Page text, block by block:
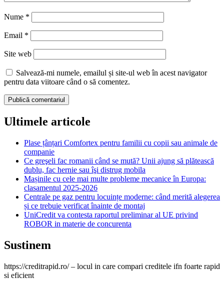
Nume *
Email *
Site web
Salvează-mi numele, emailul și site-ul web în acest navigator
pentru data viitoare când o să comentez.
Ultimele articole
Plase țânțari Comfortex pentru familii cu copii sau animale de
companie
Ce greşeli fac romanii când se mută? Unii ajung să plătească
dublu, fac hernie sau îşi distrug mobila
Mașinile cu cele mai multe probleme mecanice în Europa:
clasamentul 2025-2026
Centrale pe gaz pentru locuințe moderne: când merită alegerea
și ce trebuie verificat înainte de montaj
UniCredit va contesta raportul preliminar al UE privind
ROBOR in materie de concurenta
Sustinem
https://creditrapid.ro/ – locul in care compari creditele ifn foarte rapid
si eficient